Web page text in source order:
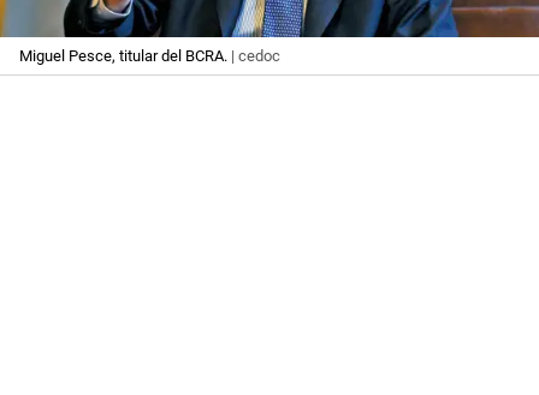
Miguel Pesce, titular del BCRA. | cedoc